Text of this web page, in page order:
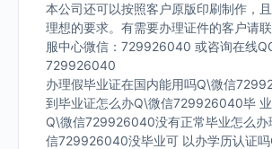
本公司还可以按照客户原版印刷制作，
理想的要求。有需要办理证件的客户请
服中心微信：729926040 或咨询在线
729926040
办理假毕业证在国内能用吗Q\微信
到毕业证怎么办Q\微信729926040毕
Q\微信729926040没有正常毕业怎么办
信729926040没毕业可 以办学历认证